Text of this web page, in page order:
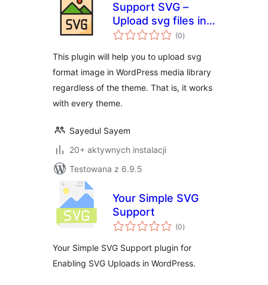
Support SVG –
Upload svg files in
wordpress without
(0wszystkich
ocen
)
This plugin will help you to upload svg
format image in WordPress media library
regardless of the theme. That is, it works
with every theme.
Sayedul Sayem
20+ aktywnych instalacji
Testowana z 6.9.5
Your Simple SVG
Support
(0wszystkich
ocen
)
Your Simple SVG Support plugin for
Enabling SVG Uploads in WordPress.